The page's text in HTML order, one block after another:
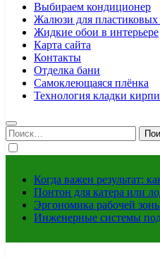
Выбираем кондиционер
Жалюзи для пластиковых
Жидкие обои в интерьере
Карта сайта
Контакты
Отделка бани
Самоклеющаяся плёнка
Технология кладки
Найти:
Когда важен результат:
Понтон для катера или
Эргономика рабочей
Инженерные системы